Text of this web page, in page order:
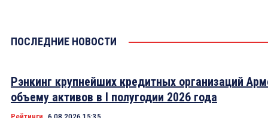
ПОСЛЕДНИЕ НОВОСТИ
Рэнкинг крупнейших кредитных организаций
объему активов в I полугодии 2026 года